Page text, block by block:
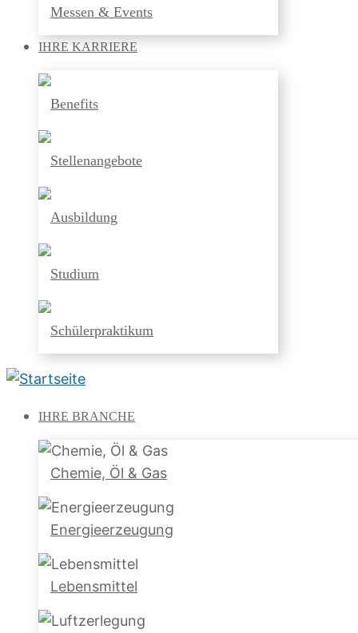
Messen & Events
IHRE KARRIERE
Benefits
Stellenangebote
Ausbildung
Studium
Schülerpraktikum
IHRE BRANCHE
Chemie, Öl & Gas
Energieerzeugung
Lebensmittel